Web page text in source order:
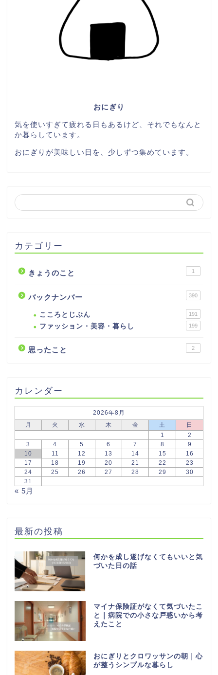
おにぎり
気を使いすぎて疲れる日もあるけど、それでもなんと
か暮らしています。
おにぎりが美味しい日を、少しずつ集めています。
カテゴリー
きょうのこと 1
バックナンバー 390
こころとじぶん 191
ファッション・美容・暮らし 199
思ったこと 2
カレンダー
2026年8月
月
火 水 木 金 土
日
1
2
3
4 5 6 7 8
9
10
11 12 13 14 15
16
17
18 19 20 21 22
23
24
25 26 27 28 29
30
31
« 5月
最新の投稿
何かを成し遂げなくてもいいと気
づいた日の話
マイナ保険証がなくて気づいたこ
と｜病院での小さな戸惑いから考
えたこと
おにぎりとクロワッサンの朝｜心
が整うシンプルな暮らし